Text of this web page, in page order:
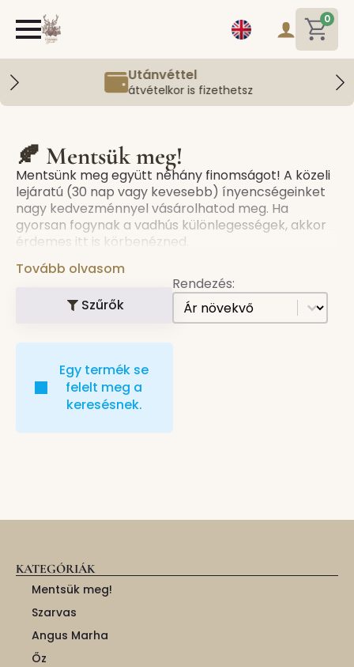
0
🍂 Mentsük meg!
Mentsünk meg együtt néhány finomságot! A közeli
lejáratú (30 nap vagy kevesebb) ínyencségeinket
nagy kedvezménnyel vásárolhatod meg. Ha
gyorsan fogynak a vadhús különlegességek, akkor
érdemes itt is körbenézned.
Tovább olvasom
Szűrők
Rendezés:
[all] Sorting
Sort content
Egy termék se
felelt meg a
keresésnek.
Utánvéttel
átvételkor is fizethetsz
KATEGÓRIÁK
Mentsük meg!
Szarvas
Angus Marha
Őz